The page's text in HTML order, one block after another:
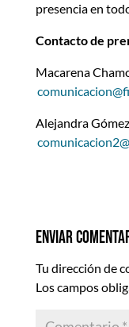
presencia en
Contacto de
Macarena
Alejandra
Enviar
Tu dirección de
Los campos